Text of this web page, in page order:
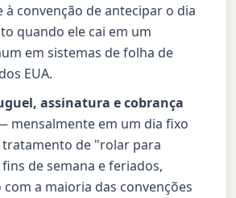
à convenção de antecipar o dia
quando ele cai em um
em sistemas de folha de
EUA.
assinatura e cobrança
mensalmente em um dia fixo
tratamento de "rolar para
de semana e feriados,
a maioria das convenções